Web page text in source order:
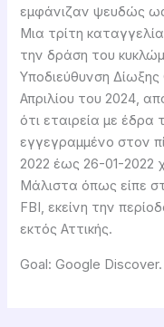
εμφάνιζαν ψευδώς
Μια τρίτη
την δράση του
Υποδιεύθυνση
Απριλίου του 2024,
ότι εταιρεία με
εγγεγραμμένο στον
2022 έως 26-01-2022
Μάλιστα όπως είπε
FBI, εκείνη την
εκτός Αττικής.
Goal: Google Discover.